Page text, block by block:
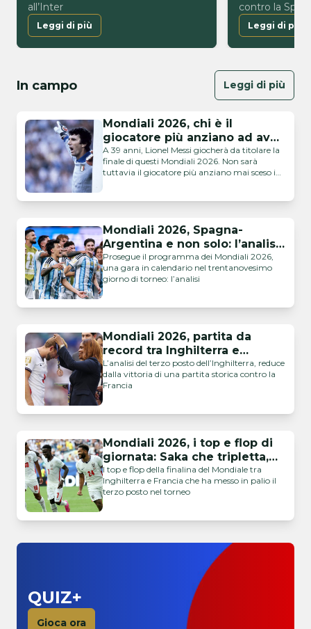
all’Inter
Leggi di più
contro la
Mondiali 2026
Leggi di più
In campo Leggi di più
Mondiali 2026, chi è il
giocatore più anziano ad aver
giocato una finale della
Coppa del Mondo?
A 39 anni, Lionel Messi giocherà da titolare la
finale di questi Mondiali 2026. Non sarà
tuttavia il giocatore più anziano mai sceso in
Mondiali 2026, Spagna-
Argentina e non solo: l’analisi
di giornata
Prosegue il programma dei Mondiali 2026,
una gara in calendario nel trentanovesimo
giorno di torneo: l’analisi
Mondiali 2026, partita da
record tra Inghilterra e
Francia: Tuchel chiude terzo
L’analisi del terzo posto dell’Inghilterra, reduce
dalla vittoria di una partita storica contro la
Francia
Mondiali 2026, i top e flop di
giornata: Saka che tripletta,
Gusto catastrofico
I top e flop della finalina del Mondiale tra
Inghilterra e Francia che ha messo in palio il
terzo posto nel torneo
QUIZ+
Gioca ora